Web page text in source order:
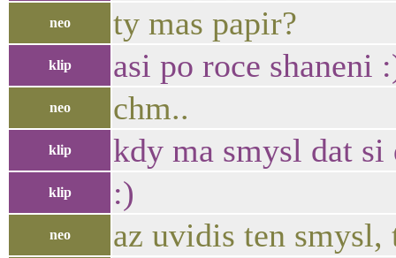
neo ty mas papir?
klip asi po roce shaneni
neo chm..
klip kdy ma smysl dat si
klip :)
neo az uvidis ten smysl,